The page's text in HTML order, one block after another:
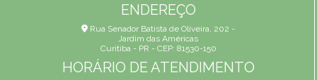
ENDEREÇO
Rua Senador Batista de Oliveira, 202 -
Jardim das Américas
Curitiba - PR - CEP: 81530-150
HORÁRIO DE ATENDIMENTO